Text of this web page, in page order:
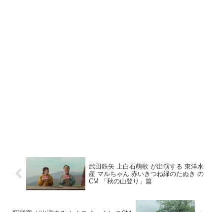
武田鉄矢 上白石萌歌 が出演する 東洋水
産 マルちゃん 赤いきつね緑のたぬき の
CM 「秋の山登り」篇